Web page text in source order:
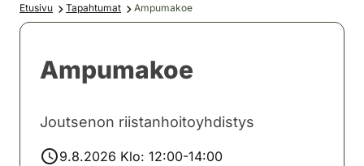
Etusivu Tapahtumat Ampumakoe
Ampumakoe
Joutsenon riistanhoitoyhdistys
9.8.2026 Klo: 12:00-14:00